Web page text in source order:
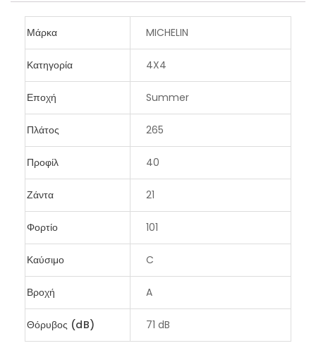
Μάρκα MICHELIN
Κατηγορία 4X4
Εποχή Summer
Πλάτος 265
Προφίλ 40
Ζάντα 21
Φορτίο 101
Καύσιμο C
Βροχή A
Θόρυβος (dB) 71 dB